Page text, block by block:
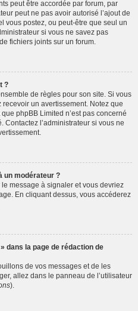
peut être accordée par forum, par
peut ne pas avoir autorisé l’ajout de
vous postez, ou peut-être que seul un
si vous ne savez pas
fichiers joints sur un forum.
?
de règles pour son site. Si vous
un avertissement. Notez que
phpBB Limited n’est pas concerné
Contactez l’administrateur si vous ne
un modérateur ?
le message à signaler et vous devriez
En cliquant dessus, vous accéderez
dans la page de rédaction de
de vos messages et de les
allez dans le panneau de l’utilisateur
).